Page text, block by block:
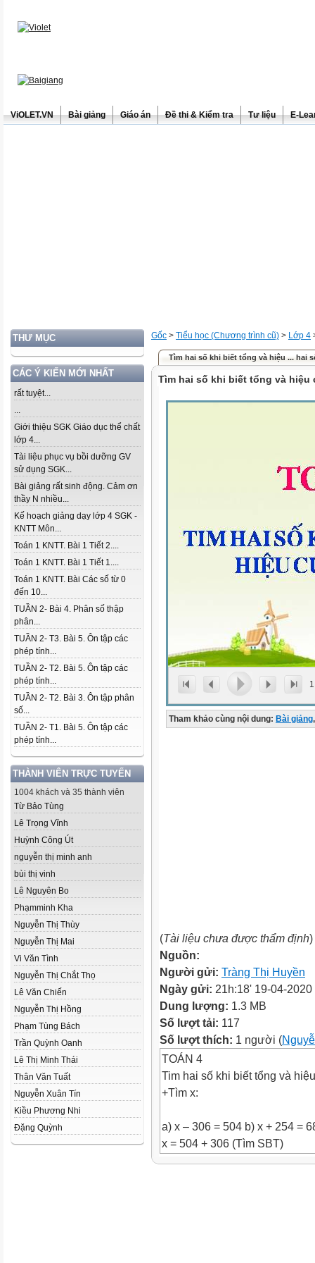
ViOLET.VN Bài giảng Giáo án Đề thi & Kiểm tra Tư liệu E-
THƯ MỤC
CÁC Ý KIẾN MỚI NHẤT
rất tuyệt...
...
Giới thiệu SGK Giáo dục thể chất
lớp 4...
Tài liệu phục vụ bồi dưỡng GV
sử dụng SGK...
Bài giảng rất sinh động. Cảm ơn
thầy N nhiều...
Kế hoạch giảng dạy lớp 4 SGK -
KNTT Môn...
Toán 1 KNTT. Bài 1 Tiết 2....
Toán 1 KNTT. Bài 1 Tiết 1....
Toán 1 KNTT. Bài Các số từ 0
đến 10...
TUẦN 2- Bài 4. Phân số thập
phân...
TUẦN 2- T3. Bài 5. Ôn tập các
phép tính...
TUẦN 2- T2. Bài 5. Ôn tập các
phép tính...
TUẦN 2- T2. Bài 3. Ôn tập phân
số...
TUẦN 2- T1. Bài 5. Ôn tập các
phép tính...
THÀNH VIÊN TRỰC TUYẾN
1004 khách và 35 thành viên
Từ Bảo Tùng
Lê Trọng Vĩnh
Huỳnh Công Út
nguyễn thị minh anh
bùi thị vinh
Lê Nguyên Bo
Phạmminh Kha
Nguyễn Thị Thùy
Nguyễn Thị Mai
Vi Văn Tình
Nguyễn Thị Chắt Thọ
Lê Văn Chiến
Nguyễn Thị Hồng
Phạm Tùng Bách
Trần Quỳnh Oanh
Lê Thị Minh Thái
Thân Văn Tuất
Nguyễn Xuân Tín
Kiều Phương Nhi
Đặng Quỳnh
Gốc > Tiểu học (Chương trình cũ) > Lớp 4
Tìm hai số khi biết tổng và hiệu ... hai
Tìm hai số khi biết tổng và hiệu
1
Tham khảo cùng nội dung: Bài giảng,
(Tài liệu chưa được thẩm định)
Nguồn:
Người gửi: Tràng Thị Huyền
Ngày gửi: 21h:18' 19-04-2020
Dung lượng: 1.3 MB
Số lượt tải: 117
Số lượt thích: 1 người (
TOÁN 4
Tim hai số khi biết tổng và
+Tìm x:
a) x – 306 = 504 b) x + 254 =
x = 504 + 306 (Tìm SBT)